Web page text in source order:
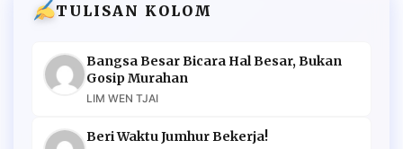
TULISAN KOLOM
Bangsa Besar Bicara Hal Besar, Bukan
Gosip Murahan
LIM WEN TJAI
Beri Waktu Jumhur Bekerja!